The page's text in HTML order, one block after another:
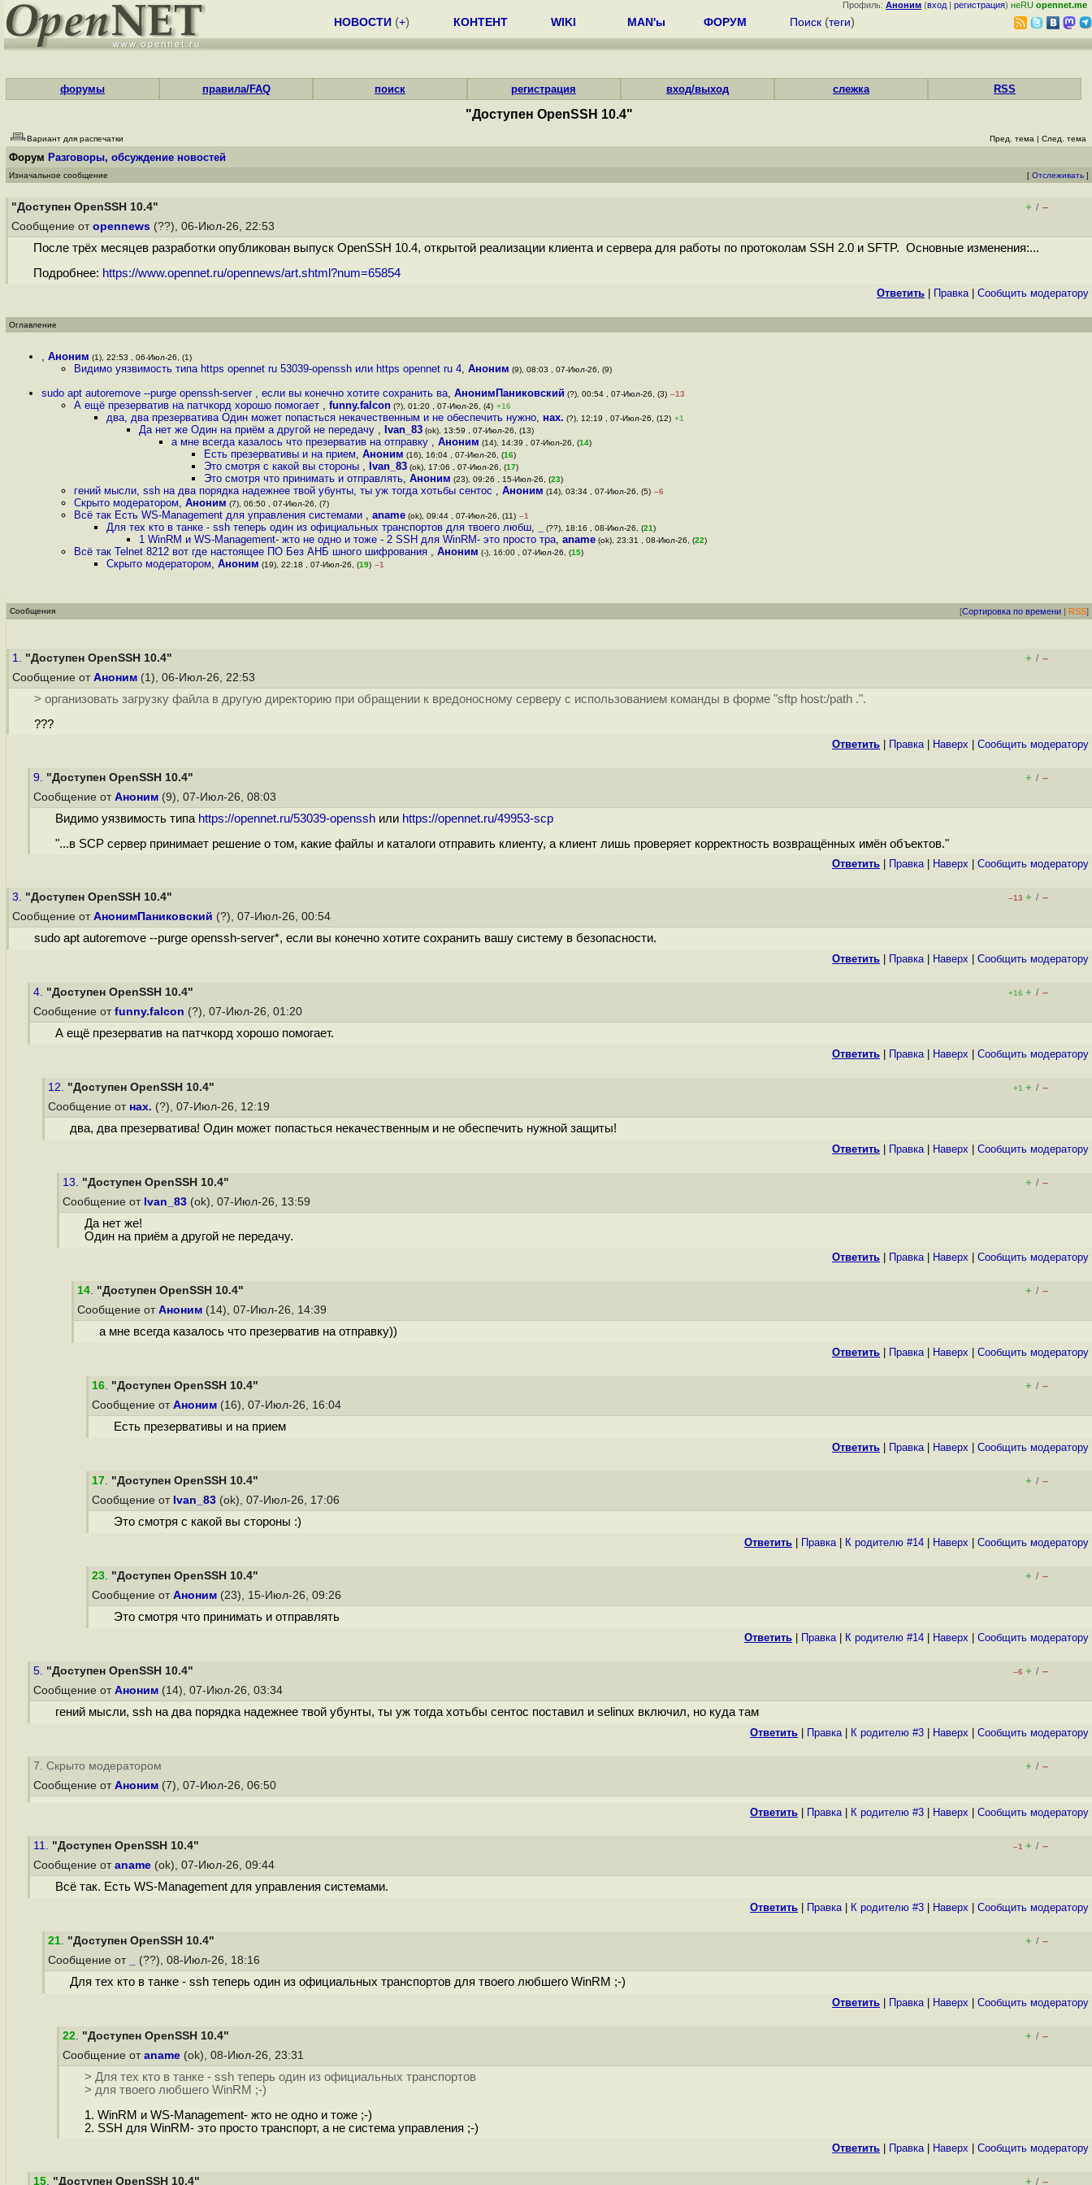
Профиль: Аноним (вход | регистрация) неRU opennet.me
НОВОСТИ (+) КОНТЕНТ WIKI MAN'ы ФОРУМ Поиск (теги)
форумы правила/FAQ поиск регистрация вход/выход слежка RSS
"Доступен OpenSSH 10.4"
Вариант для распечатки Пред. тема | След. тема
Форум Разговоры, обсуждение новостей
Изначальное сообщение [ Отслеживать ]
"Доступен OpenSSH 10.4" + / –
Сообщение от opennews (??), 06-Июл-26, 22:53
После трёх месяцев разработки опубликован выпуск OpenSSH 10.4, открытой реализации клиента и сервера для работы по протоколам SSH 2.0 и SFTP. Основные изменения:...
Подробнее: https://www.opennet.ru/opennews/art.shtml?num=65854
Ответить Правка| Cообщить модератору
Оглавление
, Аноним (1), 22:53 , 06-Июл-26, (1)
Видимо уязвимость типа https opennet ru 53039-openssh или https opennet ru 4, Аноним (9), 08:03 , 07-Июл-26, (9)
sudo apt autoremove --purge openssh-server , если вы конечно хотите сохранить ва, АнонимПаниковский (?), 00:54 , 07-Июл-26, (3) –13
А ещё презерватив на патчкорд хорошо помогает , funny.falcon (?), 01:20 , 07-Июл-26, (4) +16
два, два презерватива Один может попасться некачественным и не обеспечить нужно, нах. (?), 12:19 , 07-Июл-26, (12) +1
Да нет же Один на приём а другой не передачу , Ivan_83 (ok), 13:59 , 07-Июл-26, (13)
а мне всегда казалось что презерватив на отправку , Аноним (14), 14:39 , 07-Июл-26, (14)
Есть презервативы и на прием, Аноним (16), 16:04 , 07-Июл-26, (16)
Это смотря с какой вы стороны , Ivan_83 (ok), 17:06 , 07-Июл-26, (17)
Это смотря что принимать и отправлять, Аноним (23), 09:26 , 15-Июл-26, (23)
гений мысли, ssh на два порядка надежнее твой убунты, ты уж тогда хотьбы сентос , Аноним (14), 03:34 , 07-Июл-26, (5) –6
Скрыто модератором, Аноним (7), 06:50 , 07-Июл-26, (7)
Всё так Есть WS-Management для управления системами , aname (ok), 09:44 , 07-Июл-26, (11) –1
Для тех кто в танке - ssh теперь один из официальных транспортов для твоего любш, (??), 18:16 , 08-Июл-26, (21)
1 WinRM и WS-Management- жто не одно и тоже - 2 SSH для WinRM- это просто тра, aname (ok), 23:31 , 08-Июл-26, (22)
Всё так Telnet 8212 вот где настоящее ПО Без АНБ шного шифрования , Аноним (-), 16:00 , 07-Июл-26, (15)
Скрыто модератором, Аноним (19), 22:18 , 07-Июл-26, (19) –1
Сообщения [Сортировка по времени | RSS]
1. "Доступен OpenSSH 10.4" + / –
Сообщение от Аноним (1), 06-Июл-26, 22:53
> организовать загрузку файла в другую директорию при обращении к вредоносному серверу с использованием команды в форме "sftp host:/path .".
???
Ответить Правка| Наверх Cообщить модератору
9. "Доступен OpenSSH 10.4" + / –
Сообщение от Аноним (9), 07-Июл-26, 08:03
Видимо уязвимость типа https://opennet.ru/53039-opensshили https://opennet.ru/49953-scp
"...в SCP сервер принимает решение о том, какие файлы и каталоги отправить клиенту, а клиент лишь проверяет корректность возвращённых имён объектов."
Ответить Правка| Наверх Cообщить модератору
3. "Доступен OpenSSH 10.4" –13 + / –
Сообщение от АнонимПаниковский (?), 07-Июл-26, 00:54
sudo apt autoremove --purge openssh-server*, если вы конечно хотите сохранить вашу систему в безопасности.
Ответить Правка| Наверх Cообщить модератору
4. "Доступен OpenSSH 10.4" +16 + / –
Сообщение от funny.falcon (?), 07-Июл-26, 01:20
А ещё презерватив на патчкорд хорошо помогает.
Ответить Правка| Наверх Cообщить модератору
12. "Доступен OpenSSH 10.4" +1 + / –
Сообщение от нах. (?), 07-Июл-26, 12:19
два, два презерватива! Один может попасться некачественным и не обеспечить нужной защиты!
Ответить Правка| Наверх Cообщить модератору
13. "Доступен OpenSSH 10.4" + / –
Сообщение от Ivan_83 (ok), 07-Июл-26, 13:59
Да нет же!
Один на приём а другой не передачу.
Ответить Правка| Наверх Cообщить модератору
14. "Доступен OpenSSH 10.4" + / –
Сообщение от Аноним (14), 07-Июл-26, 14:39
а мне всегда казалось что презерватив на отправку))
Ответить Правка| Наверх Cообщить модератору
16. "Доступен OpenSSH 10.4" + / –
Сообщение от Аноним (16), 07-Июл-26, 16:04
Есть презервативы и на прием
Ответить Правка| Наверх Cообщить модератору
17. "Доступен OpenSSH 10.4" + / –
Сообщение от Ivan_83 (ok), 07-Июл-26, 17:06
Это смотря с какой вы стороны :)
Ответить Правка| К родителю #14 Наверх Cообщить модератору
23. "Доступен OpenSSH 10.4" + / –
Сообщение от Аноним (23), 15-Июл-26, 09:26
Это смотря что принимать и отправлять
Ответить Правка| К родителю #14 Наверх Cообщить модератору
5. "Доступен OpenSSH 10.4" –6 + / –
Сообщение от Аноним (14), 07-Июл-26, 03:34
гений мысли, ssh на два порядка надежнее твой убунты, ты уж тогда хотьбы сентос поставил и selinux включил, но куда там
Ответить Правка| К родителю #3 Наверх Cообщить модератору
7. Скрыто модератором + / –
Сообщение от Аноним (7), 07-Июл-26, 06:50
Ответить Правка| К родителю #3 Наверх Cообщить модератору
11. "Доступен OpenSSH 10.4" –1 + / –
Сообщение от aname (ok), 07-Июл-26, 09:44
Всё так. Есть WS-Management для управления системами.
Ответить Правка| К родителю #3 Наверх Cообщить модератору
21. "Доступен OpenSSH 10.4" + / –
Сообщение от
(??), 08-Июл-26, 18:16
Для тех кто в танке - ssh теперь один из официальных транспортов для твоего любшего WinRM ;-)
Ответить Правка| Наверх Cообщить модератору
22. "Доступен OpenSSH 10.4" + / –
Сообщение от aname (ok), 08-Июл-26, 23:31
> Для тех кто в танке - ssh теперь один из официальных транспортов
> для твоего любшего WinRM ;-)
1. WinRM и WS-Management- жто не одно и тоже ;-)
2. SSH для WinRM- это просто транспорт, а не система управления ;-)
Ответить Правка| Наверх Cообщить модератору
15. "Доступен OpenSSH 10.4" + / –